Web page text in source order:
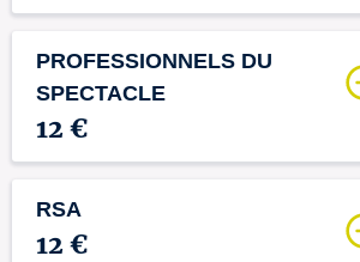
PROFESSIONNELS DU
SPECTACLE
12 €
RSA
12 €